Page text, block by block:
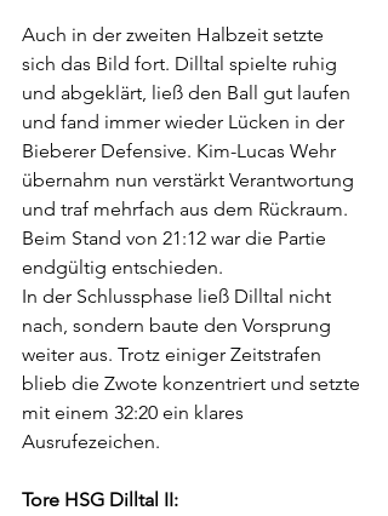
Auch in der zweiten Halbzeit setzte
sich das Bild fort. Dilltal spielte ruhig
und abgeklärt, ließ den Ball gut laufen
und fand immer wieder Lücken in der
Bieberer Defensive. Kim-Lucas Wehr
übernahm nun verstärkt Verantwortung
und traf mehrfach aus dem Rückraum.
Beim Stand von 21:12 war die Partie
endgültig entschieden.
In der Schlussphase ließ Dilltal nicht
nach, sondern baute den Vorsprung
weiter aus. Trotz einiger Zeitstrafen
blieb die Zwote konzentriert und setzte
mit einem 32:20 ein klares
Ausrufezeichen.
Tore HSG Dilltal II: